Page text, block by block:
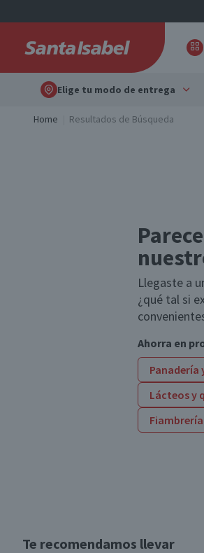
Elige tu modo de entrega
Home Resultados de Búsqueda
Llegaste a
¿qué tal si
Ahorra en
Panadería
Lácteos y
Te recomendamos llevar